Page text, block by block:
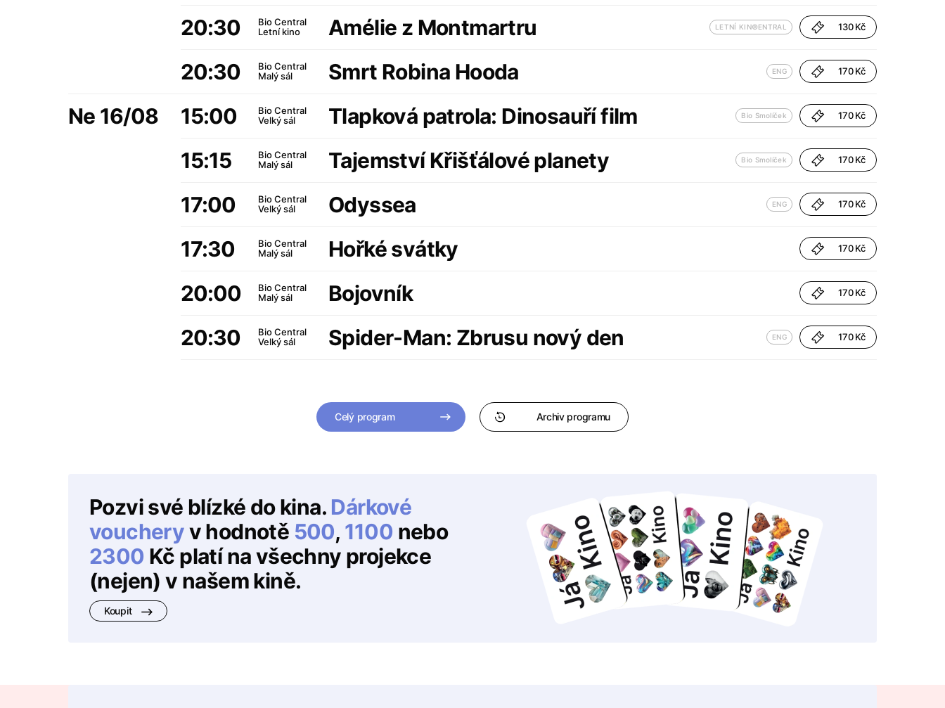
20:30
Bio Central
Letní kino
Amélie z Montmartru LETNÍ KIN©ENTRAL 130 Kč
20:30
Bio Central
Malý sál
Smrt Robina Hooda ENG 170 Kč
Ne 16/08 15:00
Bio Central
Velký sál
Tlapková patrola: Dinosauří film Bio Smolíček 170 Kč
15:15
Bio Central
Malý sál
Tajemství Křišťálové planety Bio Smolíček 170 Kč
17:00
Bio Central
Velký sál
Odyssea ENG 170 Kč
17:30
Bio Central
Malý sál
Hořké svátky 170 Kč
20:00
Bio Central
Malý sál
Bojovník 170 Kč
20:30
Bio Central
Velký sál
Spider-Man: Zbrusu nový den ENG 170 Kč
Celý program Archiv programu
Pozvi své blízké do kina. Dárkové
voucheryv hodnotě 500, 1100 nebo
2300 Kč platí na všechny projekce
(nejen) v našem kině.
Koupit